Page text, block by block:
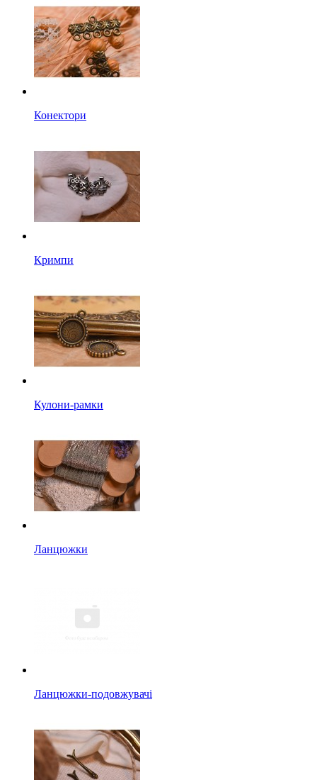
Конектори
Кримпи
Кулони-рамки
Ланцюжки
Ланцюжки-подовжувачі